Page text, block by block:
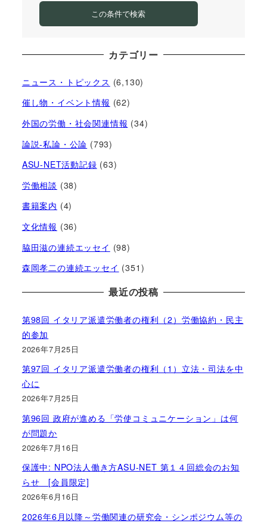
この条件で検索
カテゴリー
ニュース・トピックス (6,130)
催し物・イベント情報 (62)
外国の労働・社会関連情報 (34)
論説-私論・公論 (793)
ASU-NET活動記録 (63)
労働相談 (38)
書籍案内 (4)
文化情報 (36)
脇田滋の連続エッセイ (98)
森岡孝二の連続エッセイ (351)
最近の投稿
第98回 イタリア派遣労働者の権利（2）労働協約・民主
的参加
2026年7月25日
第97回 イタリア派遣労働者の権利（1）立法・司法を中
心に
2026年7月25日
第96回 政府が進める「労使コミュニケーション」は何
が問題か
2026年7月16日
保護中: NPO法人働き方ASU-NET 第１４回総会のお知
らせ [会員限定]
2026年6月16日
2026年6月以降～労働関連の研究会・シンポジウム等の